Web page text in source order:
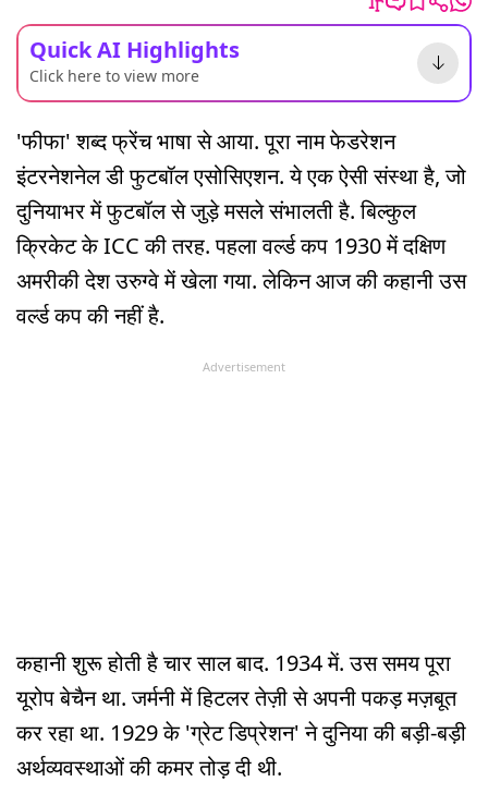
Quick AI Highlights
Click here to view more
'फीफा' शब्द फ्रेंच भाषा से आया. पूरा नाम फेडरेशन
इंटरनेशनेल डी फुटबॉल एसोसिएशन. ये एक ऐसी संस्था है, जो
दुनियाभर में फुटबॉल से जुड़े मसले संभालती है. बिल्कुल
क्रिकेट के ICC की तरह. पहला वर्ल्ड कप 1930 में दक्षिण
अमरीकी देश उरुग्वे में खेला गया. लेकिन आज की कहानी उस
वर्ल्ड कप की नहीं है.
Advertisement
कहानी शुरू होती है चार साल बाद. 1934 में. उस समय पूरा
यूरोप बेचैन था. जर्मनी में हिटलर तेज़ी से अपनी पकड़ मज़बूत
कर रहा था. 1929 के 'ग्रेट डिप्रेशन' ने दुनिया की बड़ी-बड़ी
अर्थव्यवस्थाओं की कमर तोड़ दी थी.